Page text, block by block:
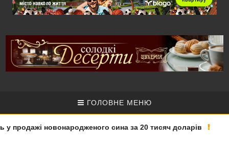
ГОЛОВНЕ МЕНЮ
продажі новонародженого сина за 20 тисяч доларів